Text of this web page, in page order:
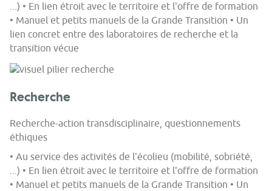
...) • En lien étroit avec le territoire et l'offre de formation
• Manuel et petits manuels de la Grande Transition • Un
lien concret entre des laboratoires de recherche et la
transition vécue
Recherche
Recherche-action transdisciplinaire, questionnements
éthiques
• Au service des activités de l'écolieu (mobilité, sobriété,
...) • En lien étroit avec le territoire et l'offre de formation
• Manuel et petits manuels de la Grande Transition • Un